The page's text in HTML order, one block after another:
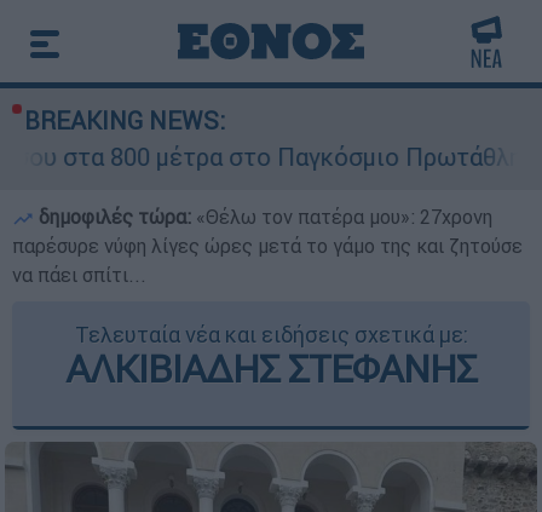
BREAKING NEWS:
μέτρα στο Παγκόσμιο Πρωτάθλημα Στίβου
δημοφιλές τώρα: «Θέλω τον πατέρα μου»: 27χρονη
παρέσυρε νύφη λίγες ώρες μετά το γάμο της και ζητούσε
να πάει σπίτι...
Τελευταία νέα και ειδήσεις σχετικά με:
ΑΛΚΙΒΙΑΔΗΣ ΣΤΕΦΑΝΗΣ